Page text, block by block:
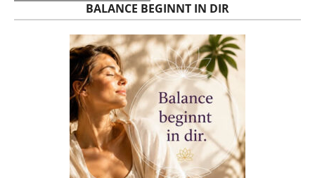
BALANCE BEGINNT IN DIR